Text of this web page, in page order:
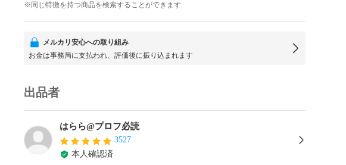
※同じ特徴を持つ商品を検索することができます
メルカリ安心への取り組み
お金は事務局に支払われ、評価後に振り込まれます
出品者
はらら@プロフ必読
3527
本人確認済